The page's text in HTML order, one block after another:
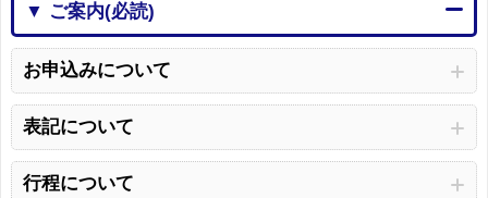
▼ ご案内(必読)
お申込みについて
表記について
行程について